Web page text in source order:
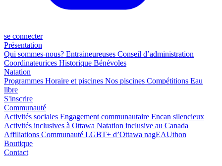
se connecter
Présentation
Qui sommes-nous? Entraineureuses Conseil d’administration
Coordinateurices Historique Bénévoles
Natation
Programmes Horaire et piscines Nos piscines Compétitions Eau
libre
S'inscrire
Communauté
Activités sociales Engagement communautaire Encan silencieux
Activités inclusives à Ottawa Natation inclusive au Canada
Affiliations Communauté LGBT+ d’Ottawa nagEAUthon
Boutique
Contact